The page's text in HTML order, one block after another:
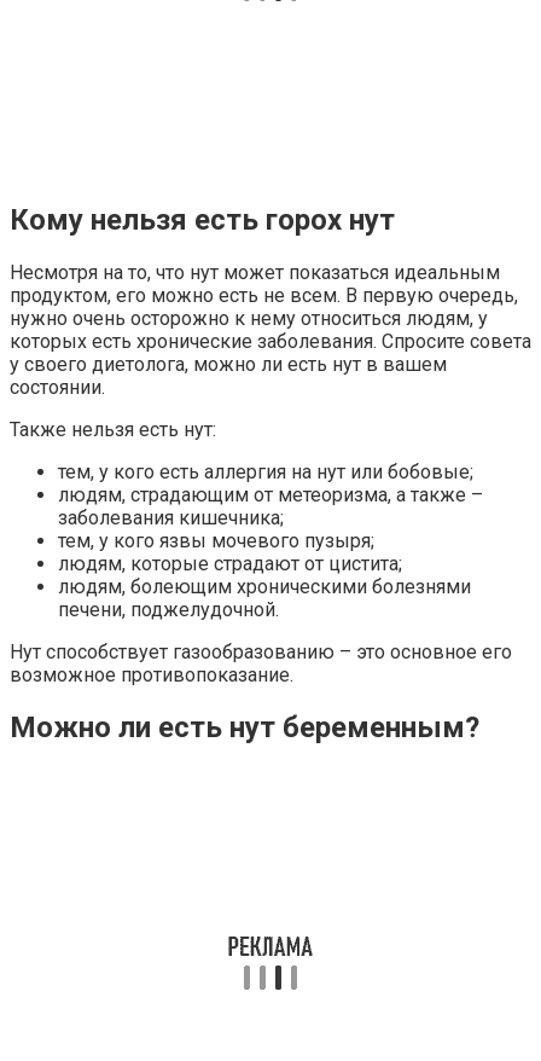
Кому нельзя есть горох нут
Несмотря на то, что нут может показаться идеальным
продуктом, его можно есть не всем. В первую очередь,
нужно очень осторожно к нему относиться людям, у
которых есть хронические заболевания. Спросите совета
у своего диетолога, можно ли есть нут в вашем
состоянии.
Также нельзя есть нут:
тем, у кого есть аллергия на нут или бобовые;
людям, страдающим от метеоризма, а также –
заболевания кишечника;
тем, у кого язвы мочевого пузыря;
людям, которые страдают от цистита;
людям, болеющим хроническими болезнями
печени, поджелудочной.
Нут способствует газообразованию – это основное его
возможное противопоказание.
Можно ли есть нут беременным?